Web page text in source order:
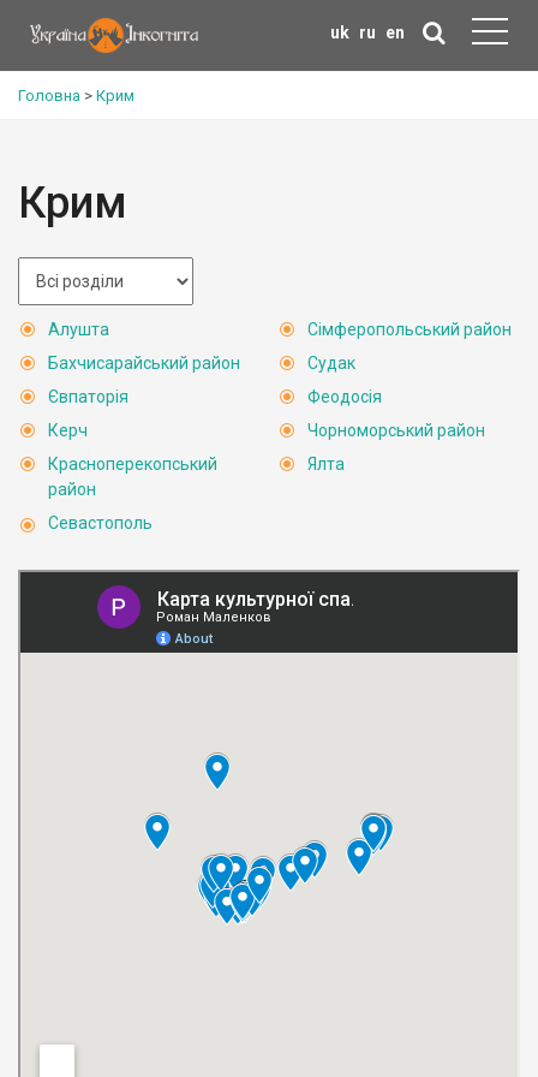
uk ru en
Головна > Крим
Крим
Алушта
Бахчисарайський район
Євпаторія
Керч
Красноперекопський
район
Севастополь
Сімферопольський район
Судак
Феодосія
Чорноморський район
Ялта